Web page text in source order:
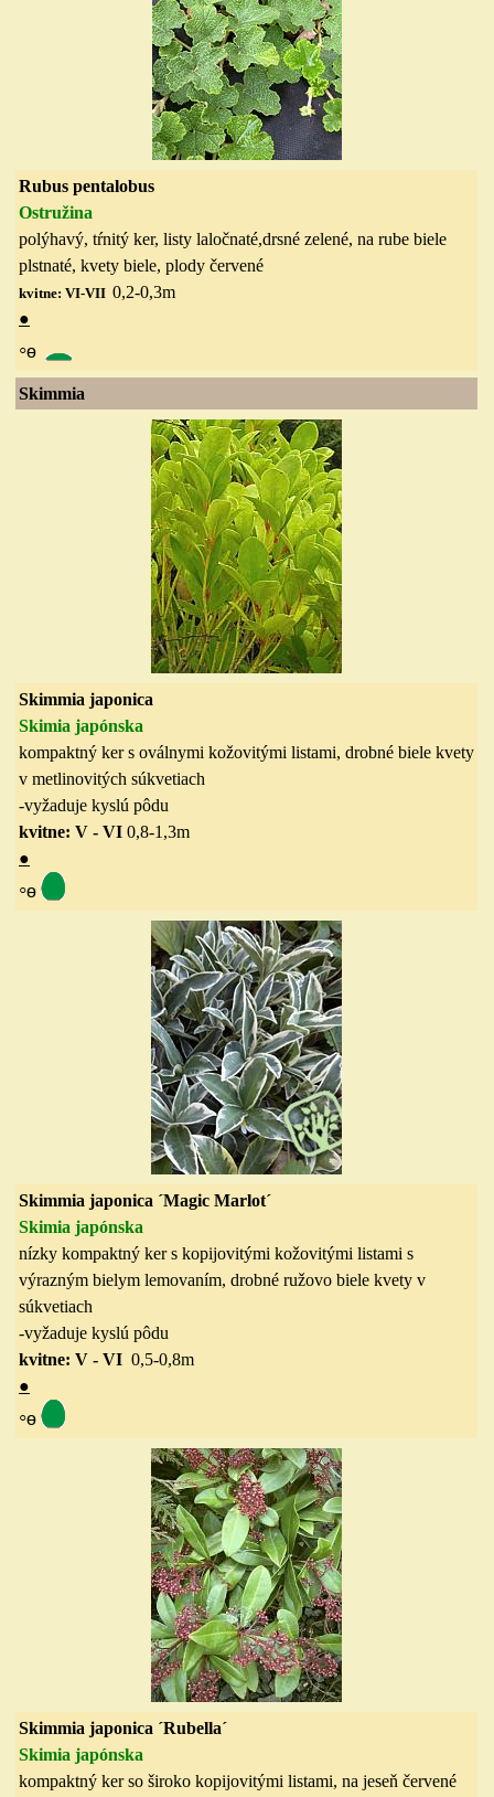
Rubus pentalobus
Ostružina
polýhavý, tŕnitý ker, listy laločnaté,drsné zelené, na rube biele
plstnaté, kvety biele, plody červené
kvitne: VI-VII 0,2-0,3m
●
◦ө
Skimmia
Skimmia japonica
Skimia japónska
kompaktný ker s oválnymi kožovitými listami, drobné biele kvety
v metlinovitých súkvetiach
-vyžaduje kyslú pôdu
kvitne: V - VI 0,8-1,3m
●
◦ө
Skimmia japonica ´Magic Marlot´
Skimia japónska
nízky kompaktný ker s kopijovitými kožovitými listami s
výrazným bielym lemovaním, drobné ružovo biele kvety v
súkvetiach
-vyžaduje kyslú pôdu
kvitne: V - VI 0,5-0,8m
●
◦ө
Skimmia japonica ´Rubella´
Skimia japónska
kompaktný ker so široko kopijovitými listami, na jeseň červené